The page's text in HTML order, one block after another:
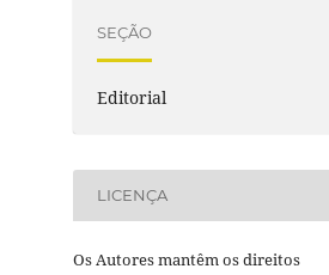
SEÇÃO
Editorial
LICENÇA
Os Autores mantêm os direitos